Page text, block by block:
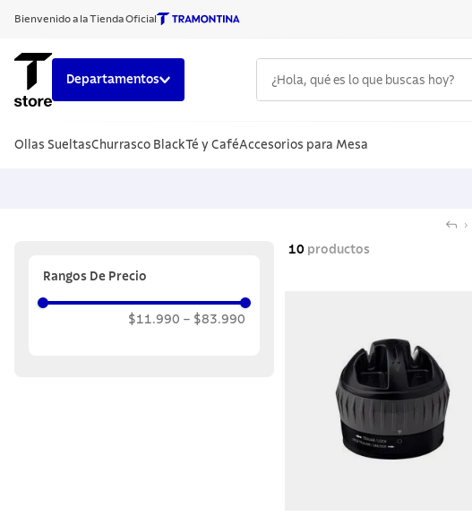
Bienvenido a la Tienda Oficial
Departamentos
Ollas SueltasChurrasco BlackTé y CaféAccesorios para Mesa
Rangos De Precio
$11.990 – $83.990
10 productos
1.
cuchillos
4
grano
.
solar
9.
cuchillo
10. termo